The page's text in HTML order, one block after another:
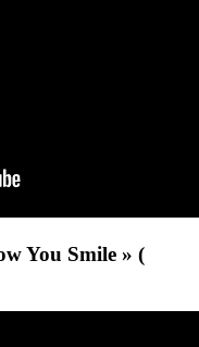
You Smile » (